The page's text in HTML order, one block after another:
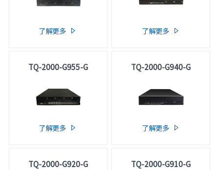
了解更多  了解更多 
TQ-2000-G955-G
了解更多 
TQ-2000-G940-G
了解更多 
TQ-2000-G920-G TQ-2000-G910-G